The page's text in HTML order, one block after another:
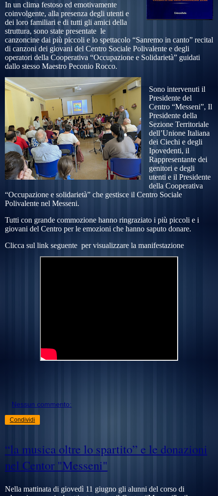
In un clima festoso ed emotivamente
coinvolgente, alla presenza degli utenti e
dei loro familiari e di tutti gli amici della
struttura, sono state presentate le
canzoncine dai più piccoli e lo spettacolo “Sanremo in canto” recital
di canzoni dei giovani del Centro Sociale Polivalente e degli
operatori della Cooperativa “Occupazione e Solidarietà” guidati
dallo stesso Maestro Peconio Rocco.
Sono intervenuti il
Presidente del
Centro “Messeni”, Il
Presidente della
Sezione Territoriale
dell’Unione Italiana
dei Ciechi e degli
Ipovedenti, il
Rappresentante dei
genitori e degli
utenti e il Presidente
della Cooperativa
“Occupazione e solidarietà” che gestisce il Centro Sociale
Polivalente nel Messeni.
Tutti con grande commozione hanno ringraziato i più piccoli e i
giovani del Centro per le emozioni che hanno saputo donare.
Clicca sul link seguente per visualizzare la manifestazione
Nessun commento:
Condividi
“la musica oltre lo spartito” e le donazioni
nel Centor "Messeni"
Nella mattinata di giovedì 11 giugno gli alunni del corso di